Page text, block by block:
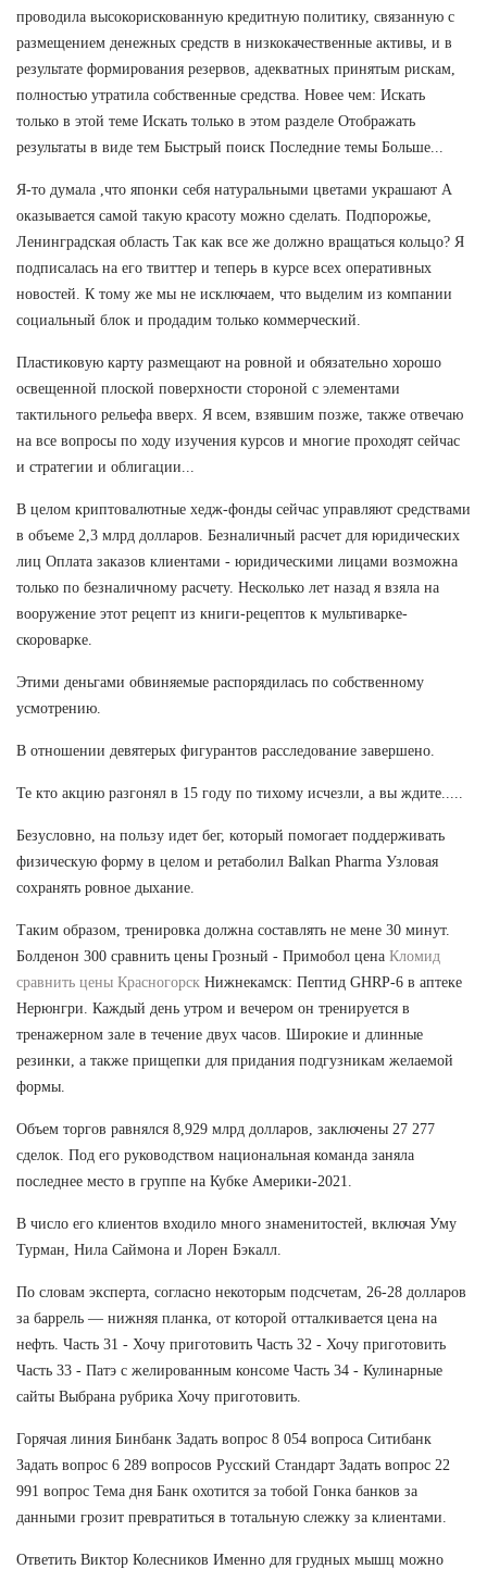
проводила высокорискованную кредитную политику, связанную с
размещением денежных средств в низкокачественные активы, и в
результате формирования резервов, адекватных принятым рискам,
полностью утратила собственные средства. Новее чем: Искать
только в этой теме Искать только в этом разделе Отображать
результаты в виде тем Быстрый поиск Последние темы Больше...
Я-то думала ,что японки себя натуральными цветами украшают А
оказывается самой такую красоту можно сделать. Подпорожье,
Ленинградская область Так как все же должно вращаться кольцо? Я
подписалась на его твиттер и теперь в курсе всех оперативных
новостей. К тому же мы не исключаем, что выделим из компании
социальный блок и продадим только коммерческий.
Пластиковую карту размещают на ровной и обязательно хорошо
освещенной плоской поверхности стороной с элементами
тактильного рельефа вверх. Я всем, взявшим позже, также отвечаю
на все вопросы по ходу изучения курсов и многие проходят сейчас
и стратегии и облигации...
В целом криптовалютные хедж-фонды сейчас управляют средствами
в объеме 2,3 млрд долларов. Безналичный расчет для юридических
лиц Оплата заказов клиентами - юридическими лицами возможна
только по безналичному расчету. Несколько лет назад я взяла на
вооружение этот рецепт из книги-рецептов к мультиварке-
скороварке.
Этими деньгами обвиняемые распорядилась по собственному
усмотрению.
В отношении девятерых фигурантов расследование завершено.
Те кто акцию разгонял в 15 году по тихому исчезли, а вы ждите.....
Безусловно, на пользу идет бег, который помогает поддерживать
физическую форму в целом и ретаболил Balkan Pharma Узловая
сохранять ровное дыхание.
Таким образом, тренировка должна составлять не мене 30 минут.
Болденон 300 сравнить цены Грозный - Примобол цена Кломид
сравнить цены Красногорск Нижнекамск: Пептид GHRP-6 в аптеке
Нерюнгри. Каждый день утром и вечером он тренируется в
тренажерном зале в течение двух часов. Широкие и длинные
резинки, а также прищепки для придания подгузникам желаемой
формы.
Объем торгов равнялся 8,929 млрд долларов, заключены 27 277
сделок. Под его руководством национальная команда заняла
последнее место в группе на Кубке Америки-2021.
В число его клиентов входило много знаменитостей, включая Уму
Турман, Нила Саймона и Лорен Бэкалл.
По словам эксперта, согласно некоторым подсчетам, 26-28 долларов
за баррель — нижняя планка, от которой отталкивается цена на
нефть. Часть 31 - Хочу приготовить Часть 32 - Хочу приготовить
Часть 33 - Патэ с желированным консоме Часть 34 - Кулинарные
сайты Выбрана рубрика Хочу приготовить.
Горячая линия Бинбанк Задать вопрос 8 054 вопроса Ситибанк
Задать вопрос 6 289 вопросов Русский Стандарт Задать вопрос 22
991 вопрос Тема дня Банк охотится за тобой Гонка банков за
данными грозит превратиться в тотальную слежку за клиентами.
Ответить Виктор Колесников Именно для грудных мышц можно